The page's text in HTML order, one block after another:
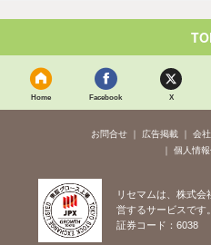
Home Facebook X
お問合せ 広告掲載 会
個人情
リセマムは、株式会
営するサービスです。
証券コード：6038